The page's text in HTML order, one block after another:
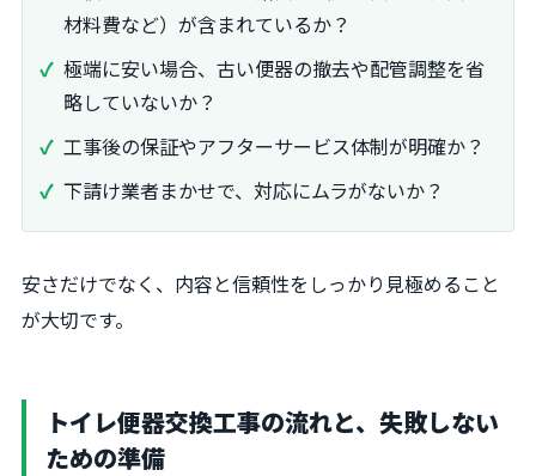
材料費など）が含まれているか？
極端に安い場合、古い便器の撤去や配管調整を省
略していないか？
工事後の保証やアフターサービス体制が明確か？
下請け業者まかせで、対応にムラがないか？
安さだけでなく、内容と信頼性をしっかり見極めること
が大切です。
トイレ便器交換工事の流れと、失敗しない
ための準備